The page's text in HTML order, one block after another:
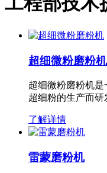
超细微粉磨粉机
超细微粉磨粉机
超细粉的生产而
了解详情
雷蒙磨粉机